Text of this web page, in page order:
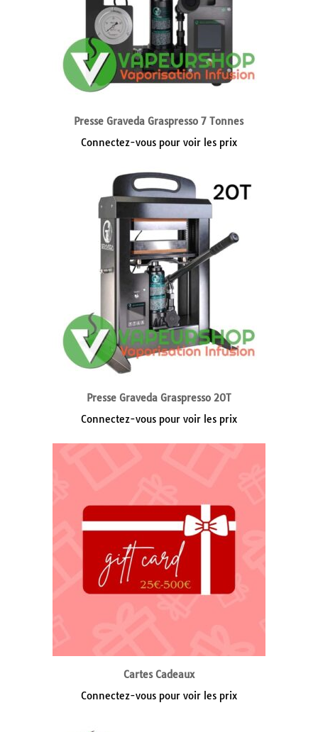
Presse Graveda Graspresso 7 Tonnes
Connectez-vous pour voir les prix
Presse Graveda Graspresso 20T
Connectez-vous pour voir les prix
Cartes Cadeaux
Connectez-vous pour voir les prix